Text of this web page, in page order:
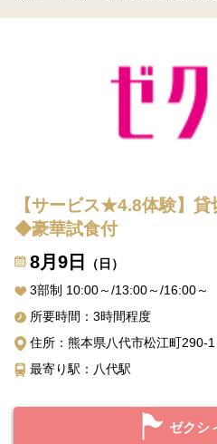
【サービス★4.8体験】
◆豪華試食付
8月9日
（日）
3部制 10:00～/13:00～/16:00～
所要時間：3時間程度
住所：熊本県八代市松江町290-1
最寄り駅：八代駅
ゼクシ